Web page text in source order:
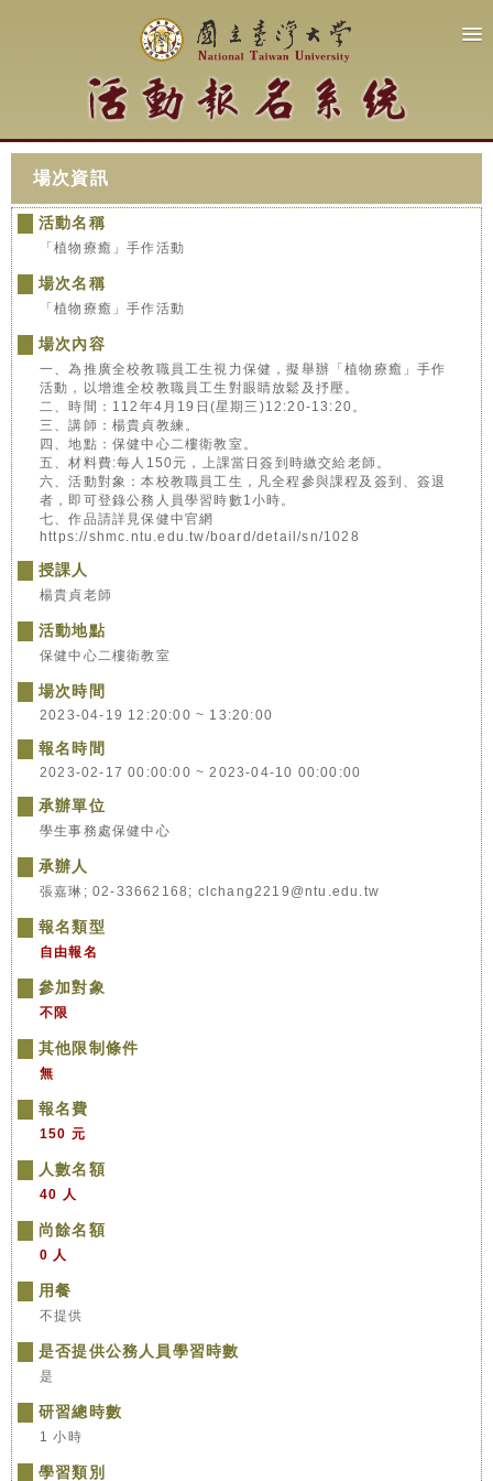
場次資訊
活動名稱
「植物療癒」手作活動
場次名稱
「植物療癒」手作活動
場次內容
一、為推廣全校教職員工生視力保健，擬舉辦「植物療癒」手作
活動，以增進全校教職員工生對眼睛放鬆及抒壓。
二、時間：112年4月19日(星期三)12:20-13:20。
三、講師：楊貴貞教練。
四、地點：保健中心二樓衛教室。
五、材料費:每人150元，上課當日簽到時繳交給老師。
六、活動對象：本校教職員工生，凡全程參與課程及簽到、簽退
者，即可登錄公務人員學習時數1小時。
七、作品請詳見保健中官網
https://shmc.ntu.edu.tw/board/detail/sn/1028
授課人
楊貴貞老師
活動地點
保健中心二樓衛教室
場次時間
2023-04-19 12:20:00 ~ 13:20:00
報名時間
2023-02-17 00:00:00 ~ 2023-04-10 00:00:00
承辦單位
學生事務處保健中心
承辦人
張嘉琳; 02-33662168; clchang2219@ntu.edu.tw
報名類型
自由報名
參加對象
不限
其他限制條件
無
報名費
150 元
人數名額
40 人
尚餘名額
0 人
用餐
不提供
是否提供公務人員學習時數
是
研習總時數
1 小時
學習類別